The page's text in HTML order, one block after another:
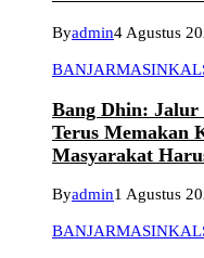
Byadmin4 Agustus
BANJARMASIN
Bang Dhin:
Terus Memakan
Masyarakat
Byadmin1 Agustus
BANJARMASIN